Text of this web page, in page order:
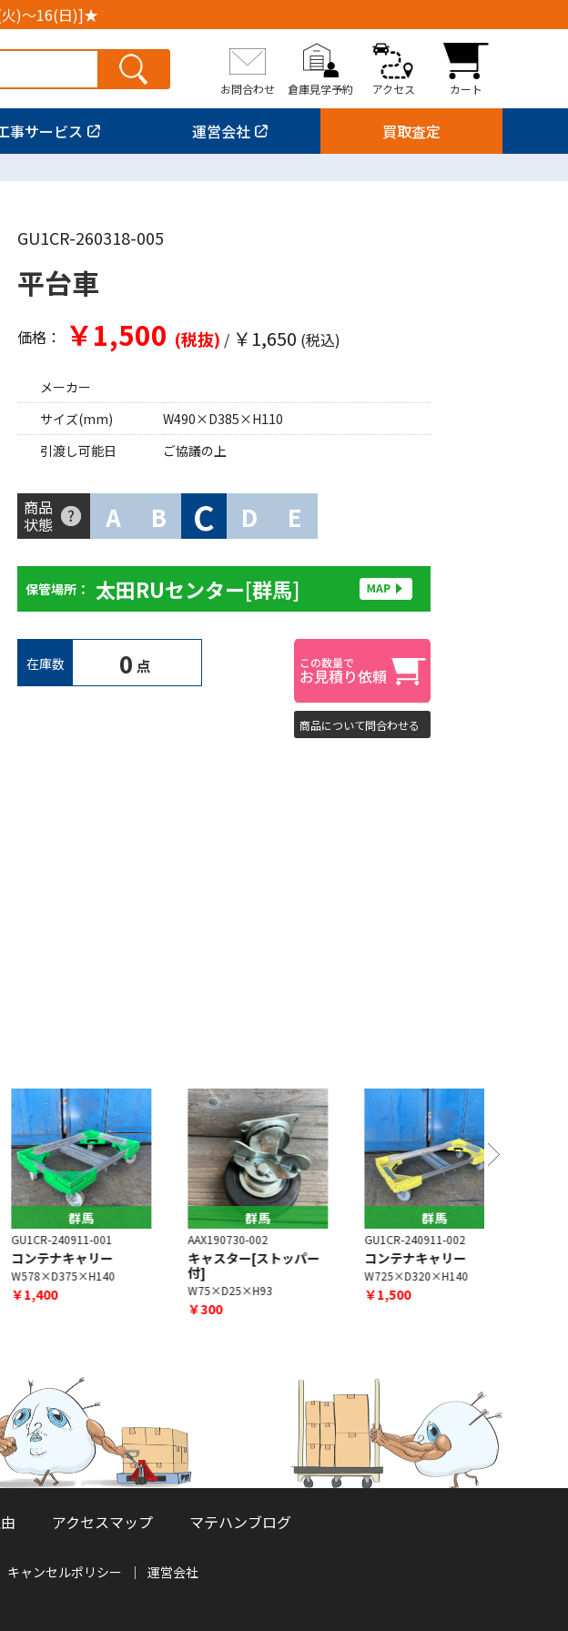
)～16(日)]★
お問合わせ 倉庫見学予約 アクセス カート
事サービス 運営会社 買取査定
GU1CR-260318-005
平台車
価格： ￥1,500 (税抜) / ￥1,650 (税込)
メーカー
サイズ(mm)
W490×D385×H110
引渡し可能日
ご協議の上
商品
状態 A B C D E
保管場所： 太田RUセンター[群馬]
在庫数 0 点
商品について問合わせる
240911-001
テナキャリー
群馬
AAX190730-002
キャスター[ストッパー
W75×D25×H93
GU1CR-240911-002
コンテナキャリー
W725×D320×H140
￥1,500
アクセスマップ マテハンブログ
キャンセルポリシー 運営会社